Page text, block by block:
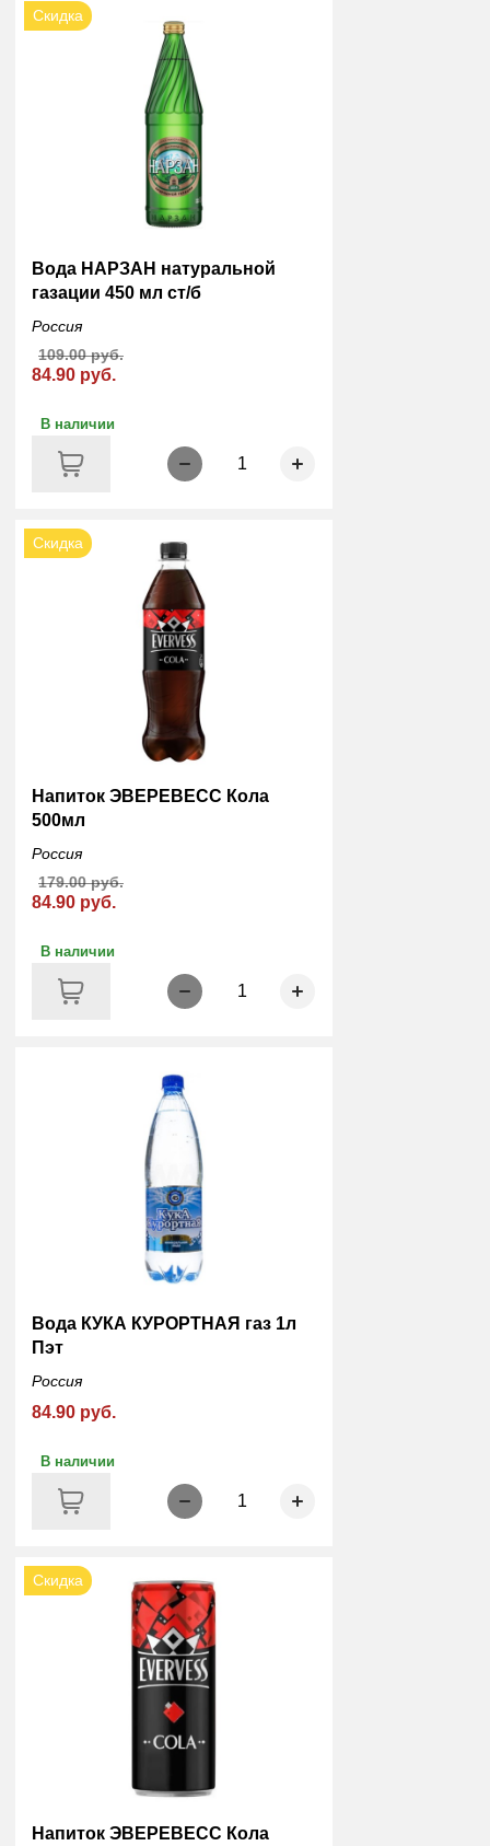
Скидка
Вода НАРЗАН натуральной
газации 450 мл ст/б
Россия
84.90 руб.
109.00 руб.
В наличии
1
Скидка
Напиток ЭВЕРЕВЕСС Кола
500мл
Россия
84.90 руб.
179.00 руб.
В наличии
1
Вода КУКА КУРОРТНАЯ газ 1л
Пэт
Россия
84.90 руб.
В наличии
1
Скидка
Напиток ЭВЕРЕВЕСС Кола